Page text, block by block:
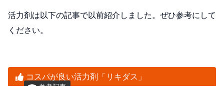
活力剤は以下の記事で以前紹介しました。ぜひ参考にして
ください。
コスパが良い活力剤「リキダス」